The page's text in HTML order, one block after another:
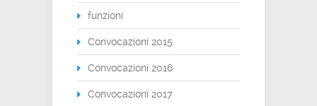
funzioni
Convocazioni 2015
Convocazioni 2016
Convocazioni 2017